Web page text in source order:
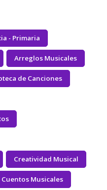
- Primaria
Arreglos Musicales
de Canciones
Creatividad Musical
Cuentos Musicales